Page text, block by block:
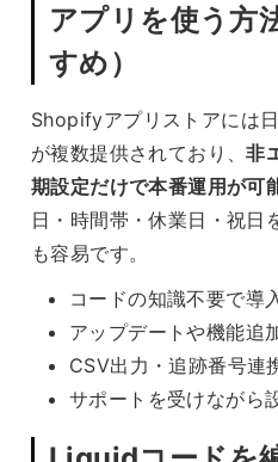
アプリを使う方
すめ）
Shopifyアプリストアには
が複数提供されており、非
期設定だけで本番運用が可
日・時間帯・休業日・祝日
も容易です。
コードの知識不要で導
アップデートや機能追
CSV出力・追跡番号連
サポートを受けながら